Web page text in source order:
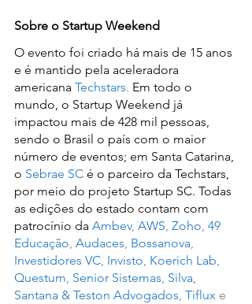
Sobre o Startup Weekend
O evento foi criado há mais de 15 anos
e é mantido pela aceleradora
americana Techstars. Em todo o
mundo, o Startup Weekend já
impactou mais de 428 mil pessoas,
sendo o Brasil o país com o maior
número de eventos; em Santa Catarina,
o Sebrae SC é o parceiro da Techstars,
por meio do projeto Startup SC. Todas
as edições do estado contam com
patrocínio da Ambev, AWS, Zoho, 49
Educação, Audaces, Bossanova,
Investidores VC, Invisto, Koerich Lab,
Questum, Senior Sistemas, Silva,
Santana & Teston Advogados, Tiflux e